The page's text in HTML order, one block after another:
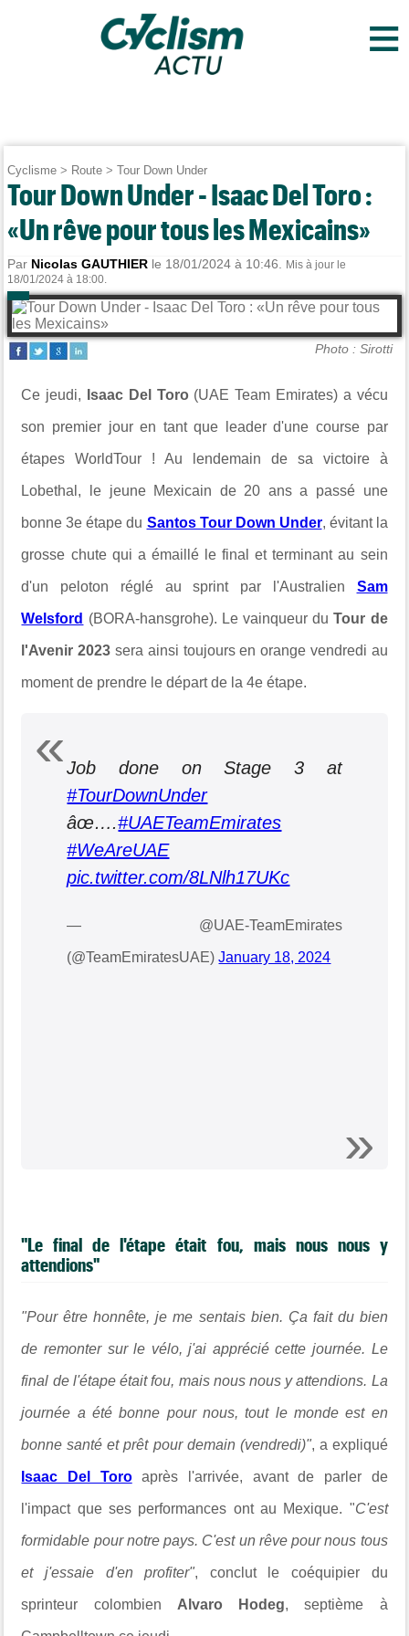
≡
Cyclisme > Route >Tour Down Under
Tour Down Under - Isaac Del Toro :
«Un rêve pour tous les Mexicains»
Par Nicolas GAUTHIER le 18/01/2024 à 10:46.
Mis à jour le
18/01/2024 à 18:00.
Photo : Sirotti
Ce jeudi, Isaac Del Toro (UAE Team Emirates) a vécu
son premier jour en tant que leader d'une course par
étapes WorldTour ! Au lendemain de sa victoire à
Lobethal, le jeune Mexicain de 20 ans a passé une
bonne 3e étape du Santos Tour Down Under, évitant la
grosse chute qui a émaillé le final et terminant au sein
d'un peloton réglé au sprint par l'Australien Sam
Welsford (BORA-hansgrohe). Le vainqueur duTour de
l'Avenir 2023 sera ainsi toujours en orange vendredi au
moment de prendre le départ de la 4e étape.
Job done on Stage 3 at
#TourDownUnder
âœ….#UAETeamEmirates
#WeAreUAE
pic.twitter.com/8LNlh17UKc
— @UAE-TeamEmirates
(@TeamEmiratesUAE)January 18, 2024
"Le final de l'étape était fou, mais nous nous y
attendions"
"Pour être honnête, je me sentais bien. Ça fait du bien
de remonter sur le vélo, j'ai apprécié cette journée. Le
final de l'étape était fou, mais nous nous y attendions. La
journée a été bonne pour nous, tout le monde est en
bonne santé et prêt pour demain (vendredi)", a expliqué
Isaac Del Toroaprès l'arrivée, avant de parler de
l'impact que ses performances ont au Mexique. "C'est
formidable pour notre pays. C'est un rêve pour nous tous
et j'essaie d'en profiter", conclut le coéquipier du
sprinteur colombien Alvaro Hodeg, septième à